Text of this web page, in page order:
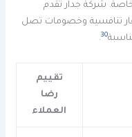
شركة جدار تقدم
تنافسية وخصومات تصل
30
.
تقييم
رضا
العملاء